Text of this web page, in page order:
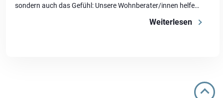
sondern auch das Gefühl: Unsere Wohnberater/innen helfen
Mitarbeitenden an der Kasse beantworten Fragen und
Weiterlesen